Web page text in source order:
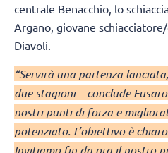
centrale Benacchio, lo
Argano, giovane
Diavoli.
“Servirà una partenza
due stagioni – conclude
nostri punti di forza e
potenziato. L’obiettivo è